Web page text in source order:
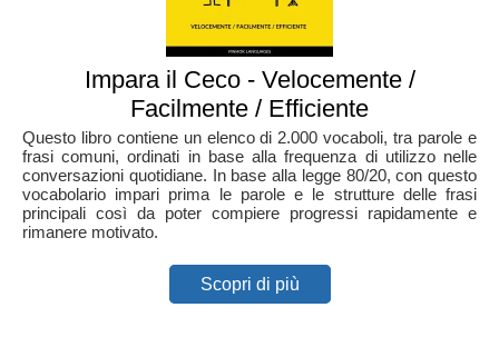
Impara il Ceco - Velocemente /
Facilmente / Efficiente
Questo libro contiene un elenco di 2.000 vocaboli, tra parole e
frasi comuni, ordinati in base alla frequenza di utilizzo nelle
conversazioni quotidiane. In base alla legge 80/20, con questo
vocabolario impari prima le parole e le strutture delle frasi
principali così da poter compiere progressi rapidamente e
rimanere motivato.
Scopri di più